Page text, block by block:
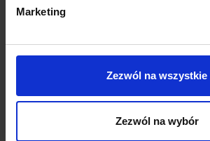
Marketing
Zezwól na wszystkie
Zezwól na wybór